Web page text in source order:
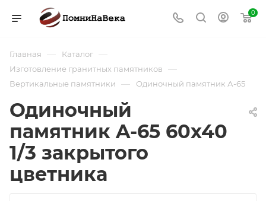
0
Главная — Каталог —
Изготовление гранитных памятников —
Вертикальные памятники — Одиночный памятник А-65
Одиночный
памятник A-65 60х40
1/3 закрытого
цветника